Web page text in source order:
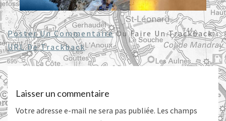
Poster Un CommentaireOu Faire Un Trackback:
URL De Trackback.
Laisser un commentaire
Votre adresse e-mail ne sera pas publiée. Les champs